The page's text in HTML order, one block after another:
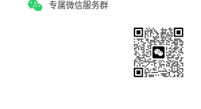
专属微信服务群